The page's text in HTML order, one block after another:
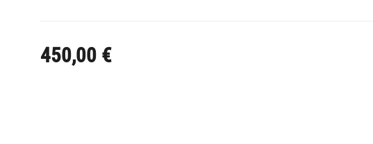
450,00 €